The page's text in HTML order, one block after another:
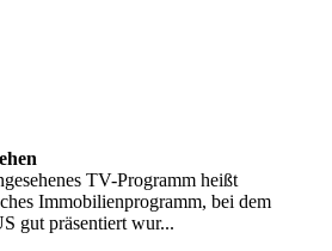
TV-Programm heißt
Immobilienprogramm, bei dem
gut präsentiert wur...